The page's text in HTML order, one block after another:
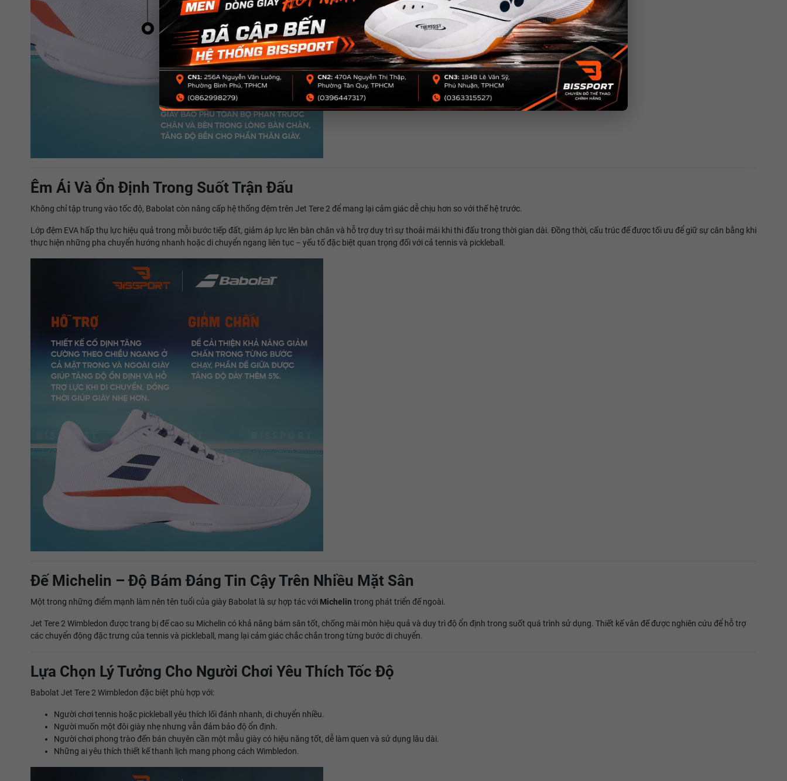
Êm Ái Và Ổn Định Trong Suốt Trận Đấu
Không chỉ tập trung vào tốc độ, Babolat còn nâng cấp hệ thống đệm trên Jet Tere 2 để mang lại cảm giác dễ chịu hơn so với thế hệ trước.
Lớp đệm EVA hấp thụ lực hiệu quả trong mỗi bước tiếp đất, giảm áp lực lên bàn chân và hỗ trợ duy trì sự thoải mái khi thi đấu trong thời gian dài. Đồng thời, cấu trúc đế được tối ưu để giữ sự cân bằng khi
thực hiện những pha chuyển hướng nhanh hoặc di chuyển ngang liên tục – yếu tố đặc biệt quan trọng đối với cả tennis và pickleball.
Đế Michelin – Độ Bám Đáng Tin Cậy Trên Nhiều Mặt Sân
Một trong những điểm mạnh làm nên tên tuổi của giày Babolat là sự hợp tác với Michelin trong phát triển đế ngoài.
Jet Tere 2 Wimbledon được trang bị đế cao su Michelin có khả năng bám sân tốt, chống mài mòn hiệu quả và duy trì độ ổn định trong suốt quá trình sử dụng. Thiết kế vân đế được nghiên cứu để hỗ trợ
các chuyển động đặc trưng của tennis và pickleball, mang lại cảm giác chắc chắn trong từng bước di chuyển.
Lựa Chọn Lý Tưởng Cho Người Chơi Yêu Thích Tốc Độ
Babolat Jet Tere 2 Wimbledon đặc biệt phù hợp với:
Người chơi tennis hoặc pickleball yêu thích lối đánh nhanh, di chuyển nhiều.
Người muốn một đôi giày nhẹ nhưng vẫn đảm bảo độ ổn định.
Người chơi phong trào đến bán chuyên cần một mẫu giày có hiệu năng tốt, dễ làm quen và sử dụng lâu dài.
Những ai yêu thích thiết kế thanh lịch mang phong cách Wimbledon.